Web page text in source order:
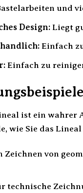
und
Design:Liegt
Einfach
Einfach zu
ist ein wahrer
wie Sie das
Zeichnen von
technische